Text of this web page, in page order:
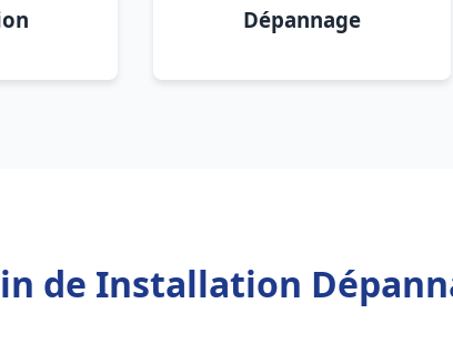
Dépannage
de Installation